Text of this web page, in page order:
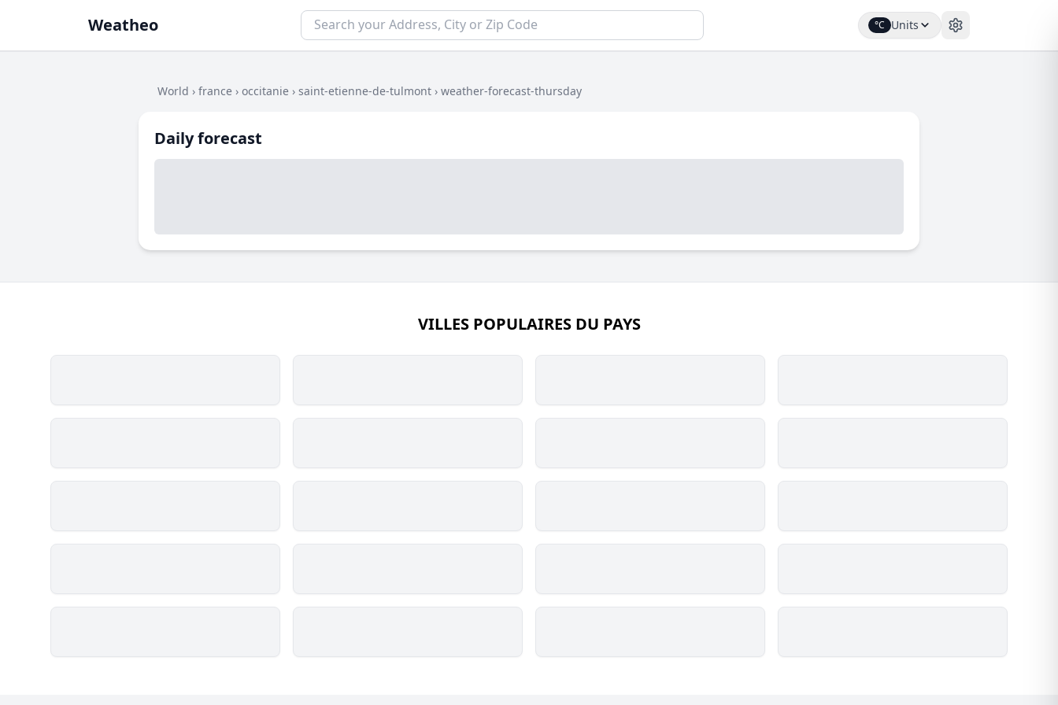
Weatheo °C Units
World › france › occitanie › saint-etienne-de-tulmont › weather-forecast-thursday
Daily forecast
VILLES POPULAIRES DU PAYS